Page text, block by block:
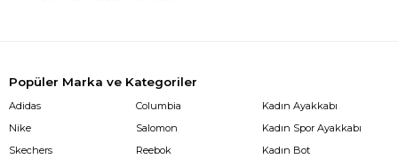
Popüler Marka ve Kategoriler
Adidas
Nike
Skechers
Columbia
Salomon
Reebok
Kadın Ayakkabı
Kadın Spor Ayakkabı
Kadın Bot